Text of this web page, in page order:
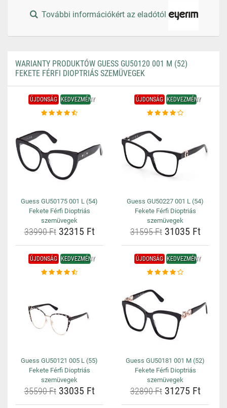
További információkért az eladótól
WARIANTY PRODUKTÓW GUESS GU50120 001 M (52)
FEKETE FÉRFI DIOPTRIÁS SZEMÜVEGEK
ÚJDONSÁG KEDVEZMÉNY
Guess GU50175 001 L (54)
Fekete Férfi Dioptriás
szemüvegek
33990 Ft32315 Ft
ÚJDONSÁG KEDVEZMÉNY
Guess GU50227 001 L (54)
Fekete Férfi Dioptriás
szemüvegek
31595 Ft31035 Ft
ÚJDONSÁG KEDVEZMÉNY
Guess GU50121 005 L (55)
Fekete Férfi Dioptriás
szemüvegek
35590 Ft33035 Ft
ÚJDONSÁG KEDVEZMÉNY
Guess GU50181 001 M (52)
Fekete Férfi Dioptriás
szemüvegek
32890 Ft31275 Ft